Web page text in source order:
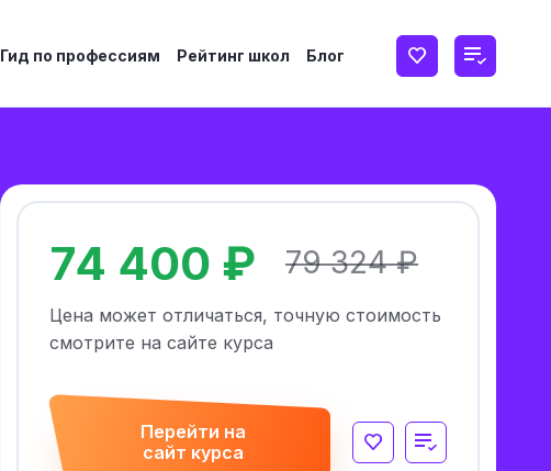
Гид по профессиям Рейтинг школ Блог
74 400 ₽ 79 324 ₽
Цена может отличаться, точную стоимость
смотрите на сайте курса
Перейти на
сайт курса